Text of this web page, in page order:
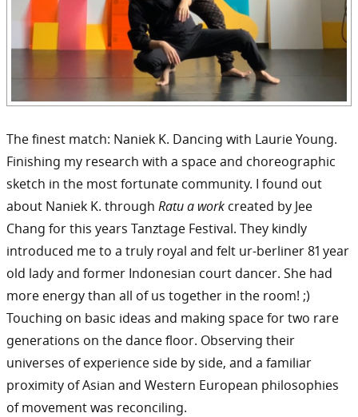
The finest match: Naniek K. Dancing with Laurie Young.
Finishing my research with a space and choreographic
sketch in the most fortunate community. I found out
about Naniek K. through Ratu a work created by Jee
Chang for this years Tanztage Festival. They kindly
introduced me to a truly royal and felt ur-berliner 81 year
old lady and former Indonesian court dancer. She had
more energy than all of us together in the room! ;)
Touching on basic ideas and making space for two rare
generations on the dance floor. Observing their
universes of experience side by side, and a familiar
proximity of Asian and Western European philosophies
of movement was reconciling.